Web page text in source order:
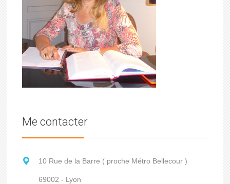
Me contacter
10 Rue de la Barre ( proche Métro Bellecour )
69002 - Lyon